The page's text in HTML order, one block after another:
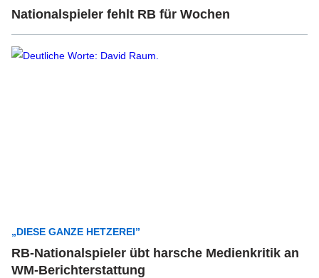
Nationalspieler fehlt RB für Wochen
„DIESE GANZE HETZEREI”
RB-Nationalspieler übt harsche Medienkritik an
WM-Berichterstattung